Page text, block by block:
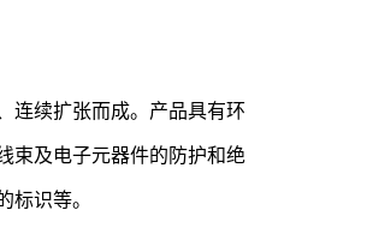
连续扩张而成。产品具有环
束及电子元器件的防护和绝
标识等。